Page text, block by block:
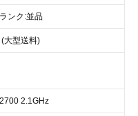
ンク:並品
大型送料)
2.1GHz